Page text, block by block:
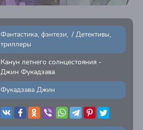
Фантастика, фэнтези / Детективы,
триллеры
Канун летнего солнцестояния -
Джин Фукадзава
Фукадзава Джин